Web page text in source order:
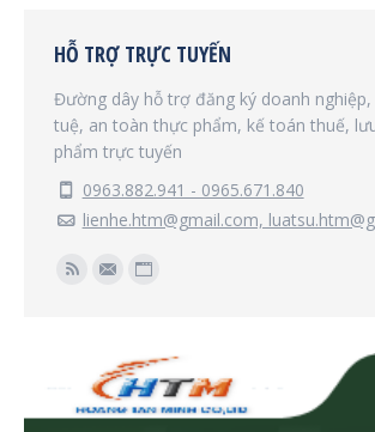
HỖ TRỢ TRỰC TUYẾN
Đường dây hỗ trợ đăng ký doanh
tuệ, an toàn thực phẩm, kế toán thuế,
phẩm trực tuyến
0963.882.941 - 0965.671.840
lienhe.htm@gmail.com,
Find us on:
MailWebsite